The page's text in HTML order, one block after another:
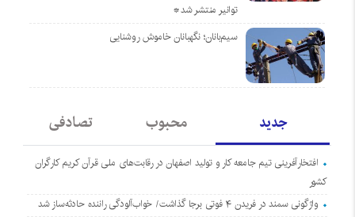
توانیر منتشر شد*
سیم‌بانان؛ نگهبانان خاموش روشنایی
جدید محبوب تصادفی
افتخارآفرینی تیم جامعه کار و تولید اصفهان در رقابت‌های ملی قرآن کریم کارگران
کشور
واژگونی سمند در فریدن ۴ فوتی برجا گذاشت/ خواب‌آلودگی راننده حادثه‌ساز شد